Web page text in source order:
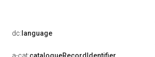
dc: language